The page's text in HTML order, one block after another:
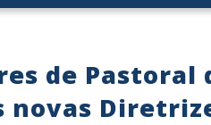
de
novas